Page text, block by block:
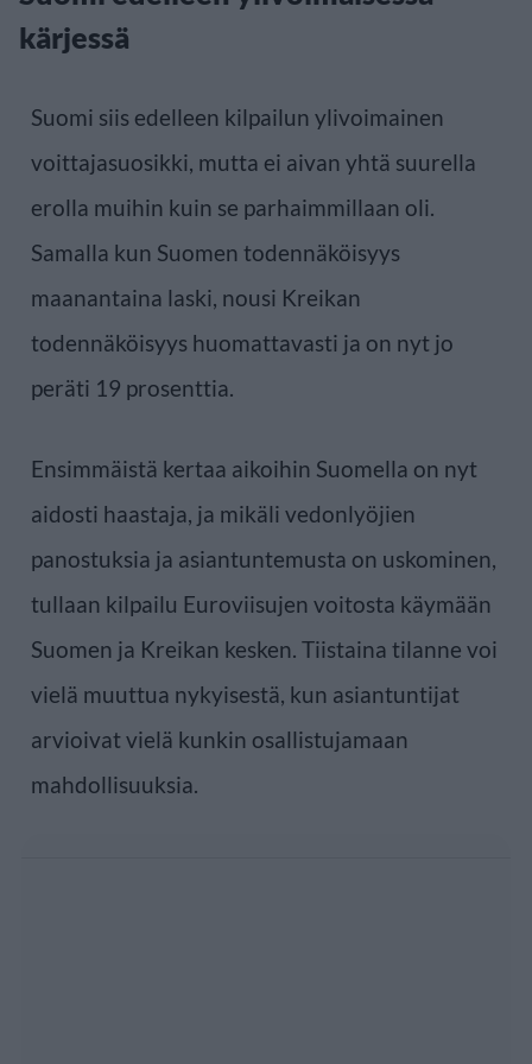
kärjessä
Suomi siis edelleen kilpailun ylivoimainen
voittajasuosikki, mutta ei aivan yhtä suurella
erolla muihin kuin se parhaimmillaan oli.
Samalla kun Suomen todennäköisyys
maanantaina laski, nousi Kreikan
todennäköisyys huomattavasti ja on nyt jo
peräti 19 prosenttia.
Ensimmäistä kertaa aikoihin Suomella on nyt
aidosti haastaja, ja mikäli vedonlyöjien
panostuksia ja asiantuntemusta on uskominen,
tullaan kilpailu Euroviisujen voitosta käymään
Suomen ja Kreikan kesken. Tiistaina tilanne voi
vielä muuttua nykyisestä, kun asiantuntijat
arvioivat vielä kunkin osallistujamaan
mahdollisuuksia.